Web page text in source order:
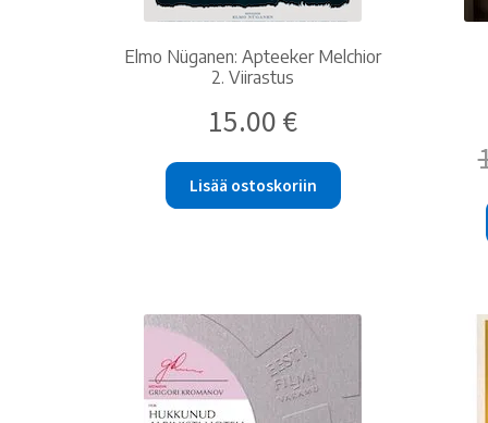
Elmo Nüganen: Apteeker Melchior
2. Viirastus
15.00 €
Lisää ostoskoriin